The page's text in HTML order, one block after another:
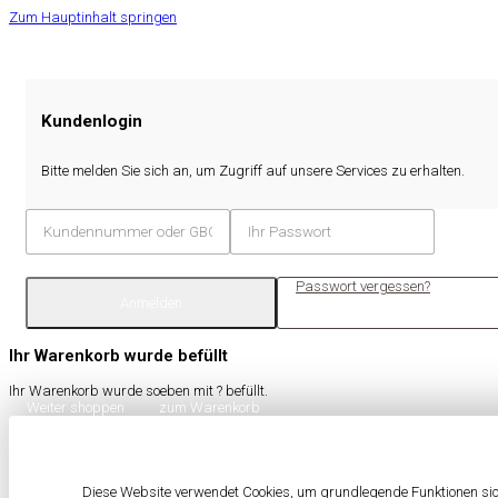
Zum Hauptinhalt springen
Kundenlogin
Bitte melden Sie sich an, um Zugriff auf unsere Services zu erhalten.
Passwort vergessen?
Ihr Warenkorb wurde befüllt
Ihr Warenkorb wurde soeben mit ? befüllt.
Weiter shoppen
zum Warenkorb
Diese Website verwendet Cookies, um grundlegende Funktionen